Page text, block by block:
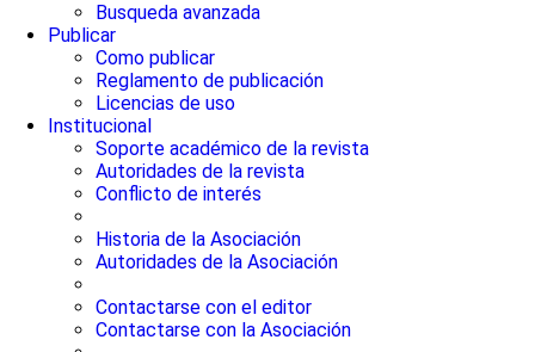
Busqueda avanzada
Publicar
Como publicar
Reglamento de publicación
Licencias de uso
Institucional
Soporte académico de la revista
Autoridades de la revista
Conflicto de interés
Historia de la Asociación
Autoridades de la Asociación
Contactarse con el editor
Contactarse con la Asociación